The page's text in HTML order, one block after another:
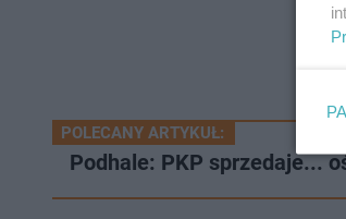
POLECANY ARTYKUŁ:
Podhale: PKP sprzedaje...